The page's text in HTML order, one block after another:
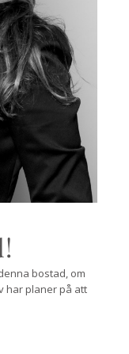
bostad, om
har planer på att